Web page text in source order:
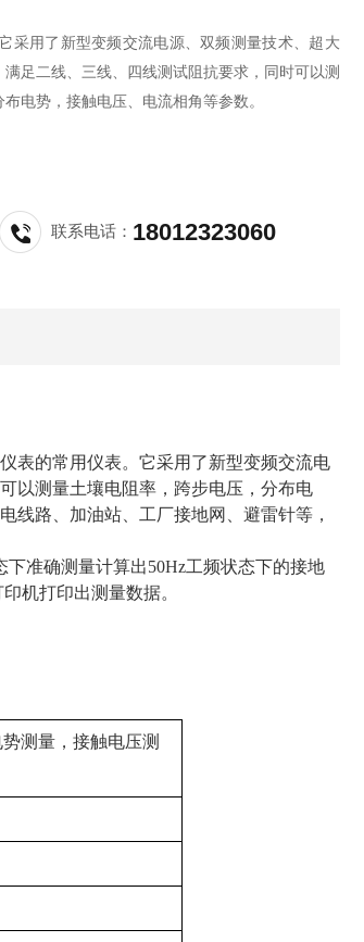
采用了新型变频交流电源、双频测量技术、超大
足二线、三线、四线测试阻抗要求，同时可以测
电势，接触电压、电流相角等参数。
联系电话： 18012323060
表的常用仪表。它采用了新型变频交流电
以测量土壤电阻率，跨步电压，分布电
线路、加油站、工厂接地网、避雷针等，
准确测量计算出50Hz工频状态下的接地
机打印出测量数据。
测量，接触电压测